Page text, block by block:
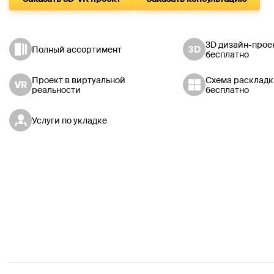
Полный ассортимент
Проект в виртуальной
реальности
Услуги по укладке
3D дизайн-
бесплатно
Схема
бесплатно